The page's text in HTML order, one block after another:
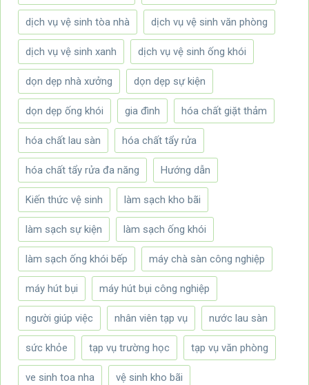
dịch vụ vệ sinh tòa nhà dịch vụ vệ sinh văn phòng
dịch vụ vệ sinh xanh dịch vụ vệ sinh ống khói
dọn dẹp nhà xưởng dọn dẹp sự kiện
dọn dẹp ống khói gia đình hóa chất giặt thảm
hóa chất lau sàn hóa chất tẩy rửa
hóa chất tẩy rửa đa năng Hướng dẫn
Kiến thức vệ sinh làm sạch kho bãi
làm sạch sự kiện làm sạch ống khói
làm sạch ống khói bếp máy chà sàn công nghiệp
máy hút bụi máy hút bụi công nghiệp
người giúp việc nhân viên tạp vụ nước lau sàn
sức khỏe tạp vụ trường học tạp vụ văn phòng
ve sinh toa nha vệ sinh kho bãi